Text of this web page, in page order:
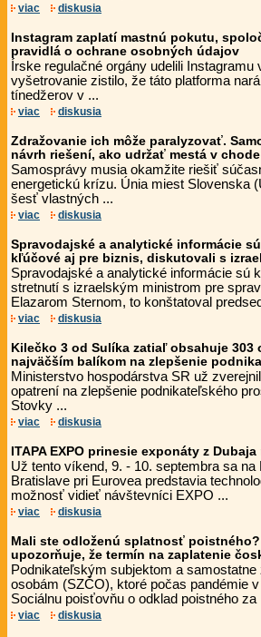
viac diskusia
Instagram zaplatí mastnú pokutu,
pravidlá o ochrane osobných údajov
Írske regulačné orgány udelili
vyšetrovanie zistilo, že táto platforma
tínedžerov v ...
viac diskusia
Zdražovanie ich môže paralyzovať.
návrh riešení, ako udržať mestá v chode
Samosprávy musia okamžite riešiť
energetickú krízu. Únia miest Slovenska
šesť vlastných ...
viac diskusia
Spravodajské a analytické informácie
kľúčové aj pre biznis, diskutovali s
Spravodajské a analytické informácie sú
stretnutí s izraelským ministrom pre
Elazarom Sternom, to konštatoval
viac diskusia
Kilečko 3 od Sulíka zatiaľ obsahuje 303
najväčším balíkom na zlepšenie
Ministerstvo hospodárstva SR už
opatrení na zlepšenie podnikateľského
Stovky ...
viac diskusia
ITAPA EXPO prinesie exponáty z
Už tento víkend, 9. - 10. septembra sa
Bratislave pri Eurovea predstavia
možnosť vidieť návštevníci EXPO ...
viac diskusia
Mali ste odloženú splatnosť
upozorňuje, že termín na zaplatenie
Podnikateľským subjektom a
osobám (SZČO), ktoré počas pandémie
Sociálnu poisťovňu o odklad poistného za
viac diskusia